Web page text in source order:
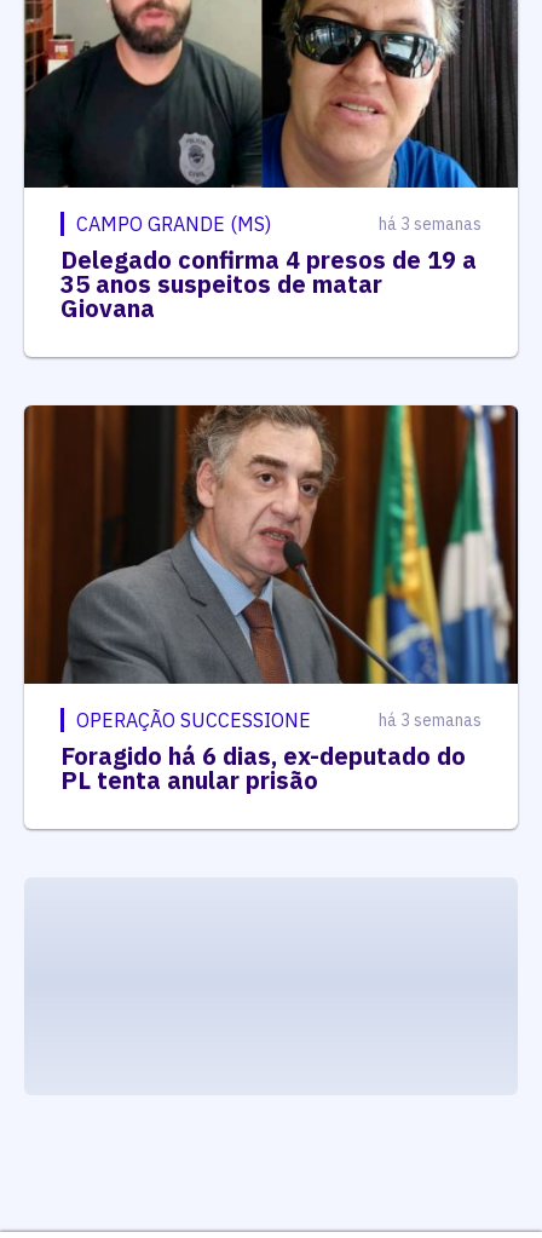
CAMPO GRANDE (MS) há 3 semanas
Delegado confirma 4 presos de 19 a
35 anos suspeitos de matar
Giovana
OPERAÇÃO SUCCESSIONE há 3 semanas
Foragido há 6 dias, ex-deputado do
PL tenta anular prisão